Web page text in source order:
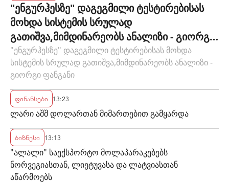
"ენგურჰესზე" დაგეგმილი ტესტირებისას
მოხდა სისტემის სრულად
გათიშვა,მიმდინარეობს ანალიზი - გიორგი
ფანგანი
"ენგურჰესზე" დაგეგმილი ტესტირებისას მოხდა
სისტემის სრულად გათიშვა,მიმდინარეობს ანალიზი -
გიორგი ფანგანი
ფინანსები 13:23
ლარი აშშ დოლართან მიმართებით გამყარდა
ბიზნესი 13:13
"ალალი" საექსპორტო მოლაპარაკებებს
ნორვეგიასთან, ლიეტუვასა და ლატვიასთან
აწარმოებს